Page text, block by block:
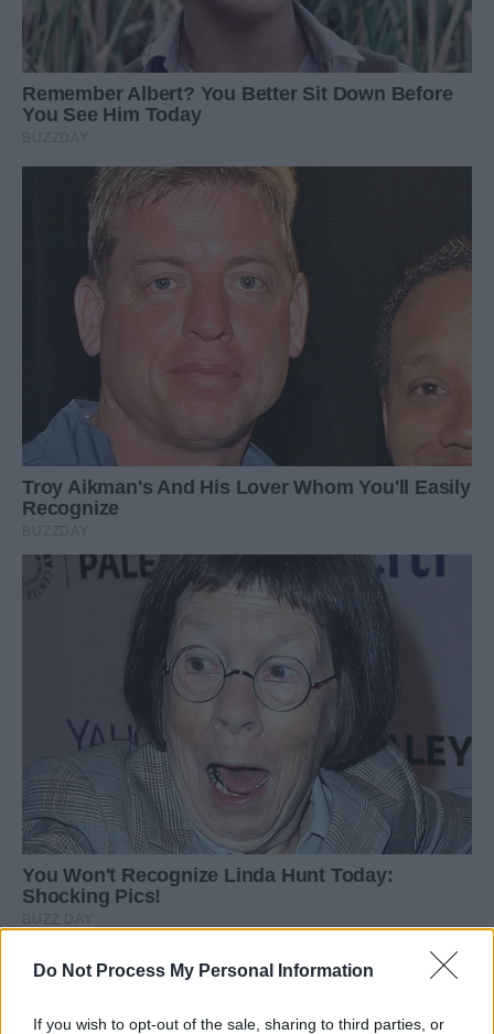
Do Not Process My Personal Information
If you wish to opt-out of the sale, sharing to third parties, or